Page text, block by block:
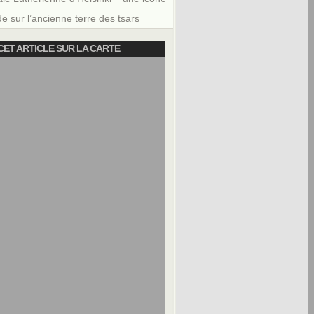
sur l’ancienne terre des tsars
ARTICLE SUR LA CARTE